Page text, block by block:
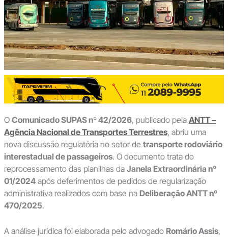
O Comunicado SUPAS nº 42/2026, publicado pela ANTT –
Agência Nacional de Transportes Terrestres, abriu uma
nova discussão regulatória no setor de transporte rodoviário
interestadual de passageiros. O documento trata do
reprocessamento das planilhas da Janela Extraordinária nº
01/2024após deferimentos de pedidos de regularização
administrativa realizados com base na Deliberação ANTT nº
470/2025.
A análise jurídica foi elaborada pelo advogado Romário Assis,